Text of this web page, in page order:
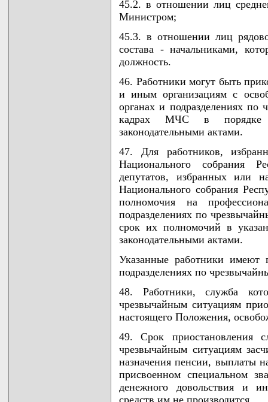
45.2. в отношении лиц
Министром;
45.3. в отношении лиц
состава - начальниками,
должность.
46. Работники могут быть
и иным организациям с
органах и подразделениях по
кадрах МЧС в порядке
законодательными актами.
47. Для работников,
Национального собрания
депутатов, избранных или
Национального собрания
полномочия на
подразделениях по
срок их полномочий в
законодательными актами.
Указанные работники имеют
подразделениях по
48. Работники, служба
чрезвычайным ситуациям
настоящего Положения,
49. Срок приостановления
чрезвычайным ситуациям
назначения пенсии, выплаты
присвоенном специальном
денежного довольствия и